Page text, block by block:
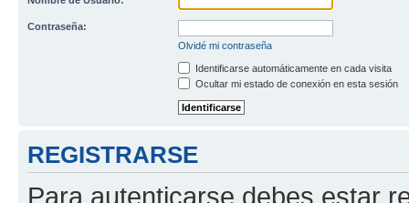
Contraseña:
Olvidé mi contraseña
Identificarse automáticamente en cada visita
Ocultar mi estado de conexión en esta sesión
REGISTRARSE
Para autenticarse debes estar